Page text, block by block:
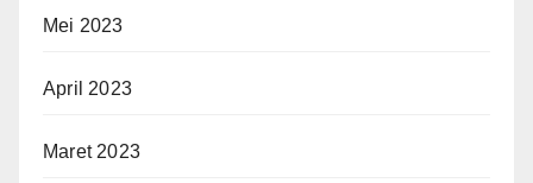
Mei 2023
April 2023
Maret 2023